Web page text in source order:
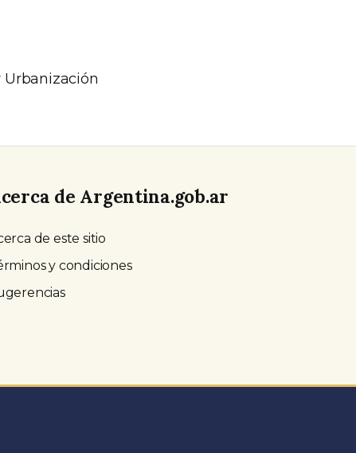
de Argentina.gob.ar
de este sitio
y condiciones